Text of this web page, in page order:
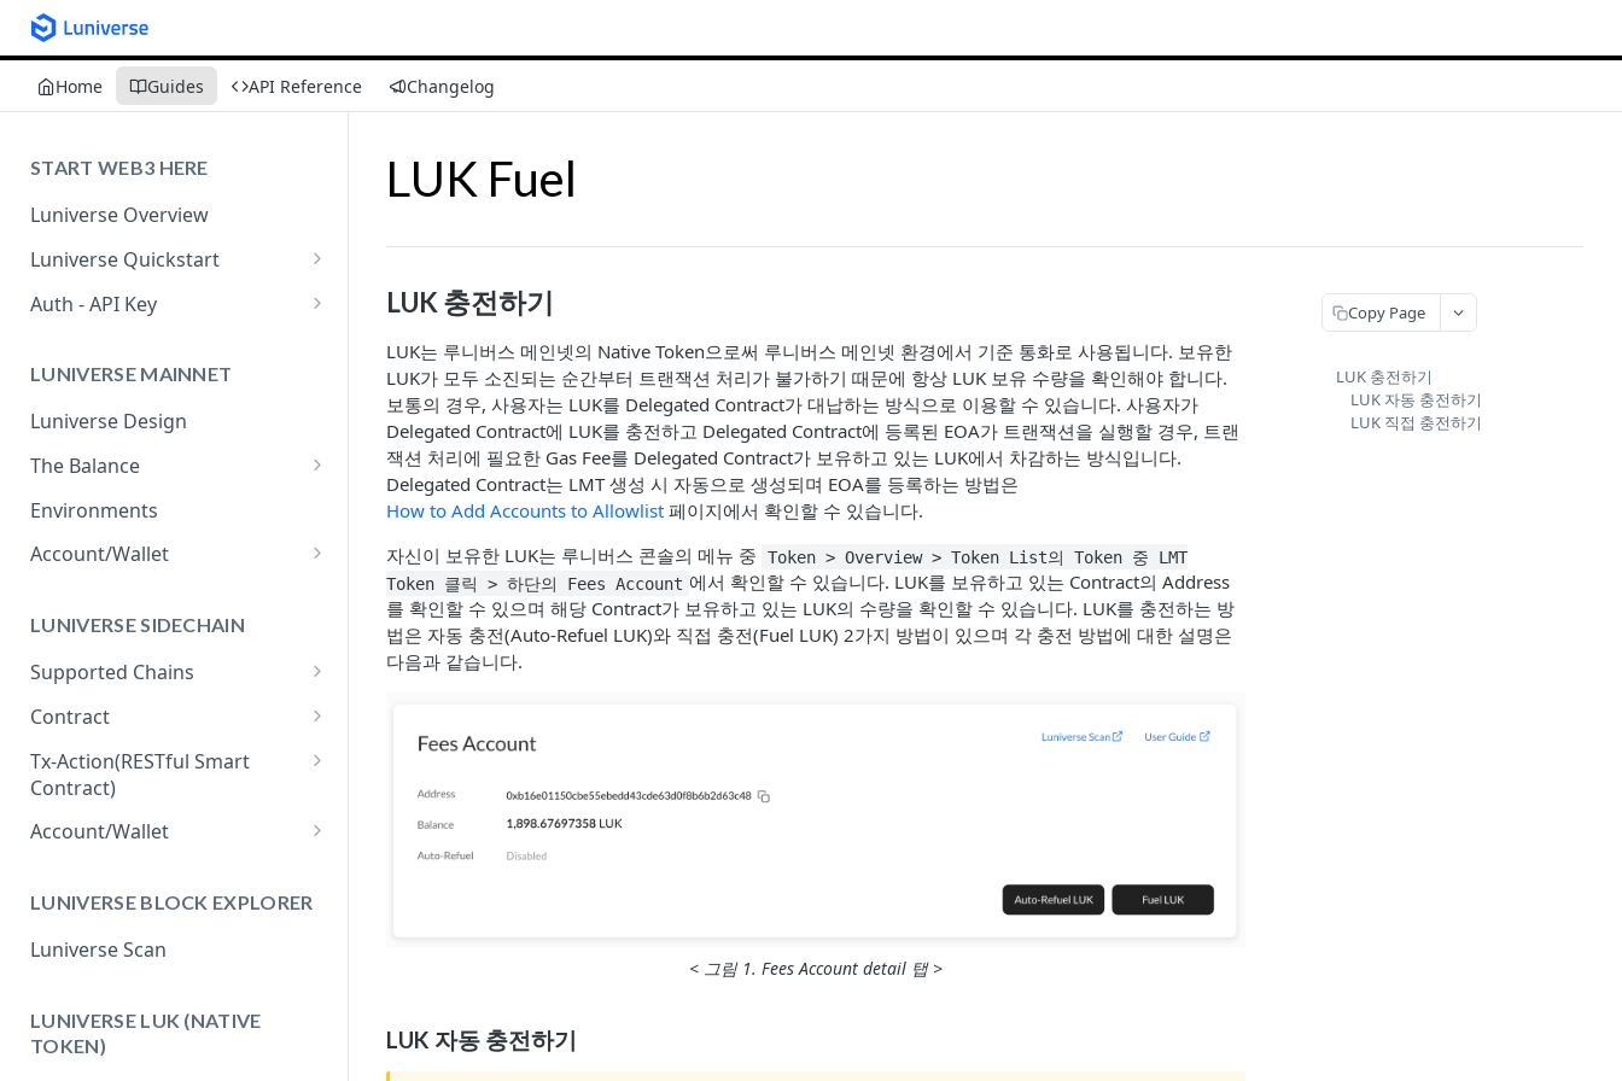
Home Guides API Reference Changelog
START WEB3 HERE
Luniverse Overview
Luniverse Quickstart
Sign Up
Auth - API Key
Callback Security
LUNIVERSE MAINNET
Luniverse Design
The Balance
The Balance Governance
The Balance for Business
Environments
Account/Wallet
Luniverse
How to Create EOA/DEOA
LUNIVERSE SIDECHAIN
Supported Chains
Luniverse PoA Sidechain
IBFT2 Sidechain
Hyperledger Fabric Sidechain
Contract
Contract Resource
Contract Deployment
Tx-Action(RESTful Smart
Contract)
How to Create Tx-Action
How to Track Tx-Action API
Usage
Account/Wallet
Sidechain
LUNIVERSE BLOCK EXPLORER
Luniverse Scan
LUNIVERSE LUK (NATIVE
TOKEN)
LUK Fuel
LUK 충전하기
LUK는 루니버스 메인넷의 Native Token으로써 루니버스 메인넷 환경에서 기준 통화로 사용됩니다. 보유한
LUK가 모두 소진되는 순간부터 트랜잭션 처리가 불가하기 때문에 항상 LUK 보유 수량을 확인해야 합니다.
보통의 경우, 사용자는 LUK를 Delegated Contract가 대납하는 방식으로 이용할 수 있습니다. 사용자가
Delegated Contract에 LUK를 충전하고 Delegated Contract에 등록된 EOA가 트랜잭션을 실행할 경우, 트랜
잭션 처리에 필요한 Gas Fee를 Delegated Contract가 보유하고 있는 LUK에서 차감하는 방식입니다.
Delegated Contract는 LMT 생성 시 자동으로 생성되며 EOA를 등록하는 방법은
How to Add Accounts to Allowlist 페이지에서 확인할 수 있습니다.
자신이 보유한 LUK는 루니버스 콘솔의 메뉴 중
Token > Overview > Token List의 Token 중 LMT
Token 클릭 > 하단의 Fees Account 에서 확인할 수 있습니다. LUK를 보유하고 있는 Contract의 Address
를 확인할 수 있으며 해당 Contract가 보유하고 있는 LUK의 수량을 확인할 수 있습니다. LUK를 충전하는 방
법은 자동 충전(Auto-Refuel LUK)와 직접 충전(Fuel LUK) 2가지 방법이 있으며 각 충전 방법에 대한 설명은
다음과 같습니다.
< 그림 1. Fees Account detail 탭 >
LUK 자동 충전하기
Copy Page
LUK 충전하기
LUK 자동 충전하기
LUK 직접 충전하기